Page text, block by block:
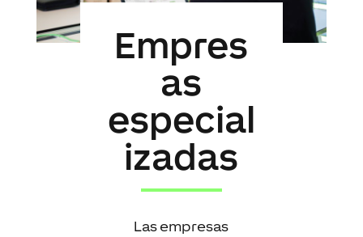
Empres
as
especial
izadas
Las empresas